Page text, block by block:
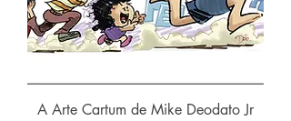
A Arte Cartum de Mike Deodato Jr